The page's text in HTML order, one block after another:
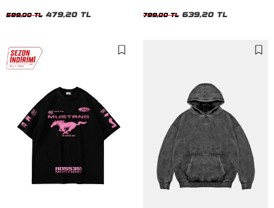
Tshirt
599,00 TL 479,20 TL 799,00 TL 639,20 TL